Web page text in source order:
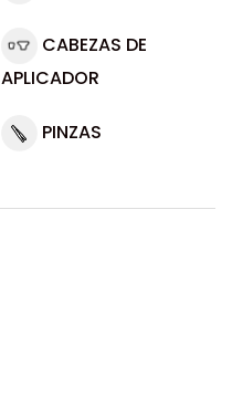
CABEZAS DE
APLICADOR
PINZAS